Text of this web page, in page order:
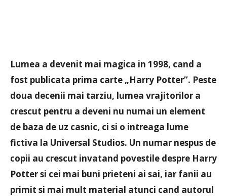
Lumea a devenit mai magica in 1998, cand a
fost publicata prima carte „Harry Potter”. Peste
doua decenii mai tarziu, lumea vrajitorilor a
crescut pentru a deveni nu numai un element
de baza de uz casnic, ci si o intreaga lume
fictiva la Universal Studios. Un numar nespus de
copii au crescut invatand povestile despre Harry
Potter si cei mai buni prieteni ai sai, iar fanii au
primit si mai mult material atunci cand autorul